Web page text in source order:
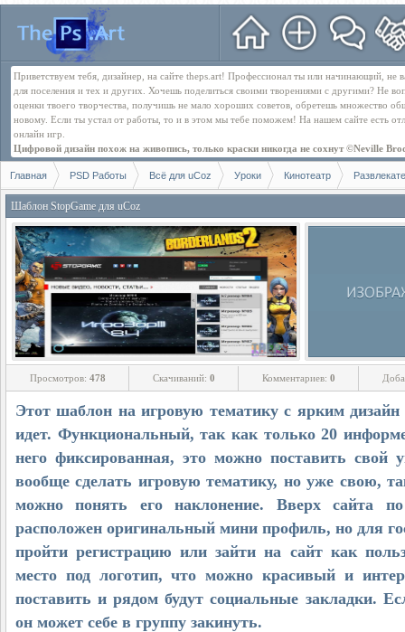
Приветствуем тебя, дизайнер, на сайте theps.art! Профессионал ты или начинающий,
для поселения и тех и других. Хочешь поделиться своими творениями с другими? Не
оценки твоего творчества, получишь не мало хороших советов, обретешь множество
новому. Если ты устал от работы, то и в этом мы тебе поможем! На нашем сайте есть
онлайн игр.
Цифровой дизайн похож на живопись, только краски никогда не сохнут ©Neville
Главная PSD Работы Всё для uCoz Уроки Кинотеатр
Шаблон StopGame для uCoz
Просмотров: 478 Скачиваний: 0 Комментариев: 0
Этот шаблон на игровую тематику с ярким
идет. Функциональный, так как только 20
него фиксированная, это можно поставить свой
вообще сделать игровую тематику, но уже свою,
можно понять его наклонение. Вверх сайта
расположен оригинальный мини профиль, но для
пройти регистрацию или зайти на сайт как
место под логотип, что можно красивый и
поставить и рядом будут социальные закладки.
он может себе в группу закинуть.